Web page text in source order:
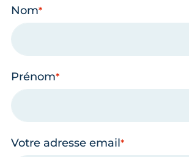
Nom
Prénom
Votre adresse email